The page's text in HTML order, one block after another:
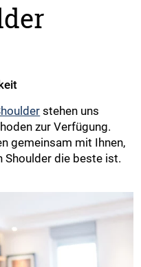
stehen uns
zur Verfügung.
gemeinsam mit Ihnen,
Shoulder die beste ist.